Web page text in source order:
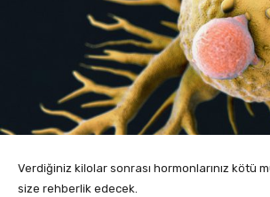
Verdiğiniz kilolar sonrası hormonlarınız kötü
size rehberlik edecek.